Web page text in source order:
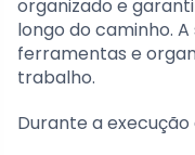
organizado e
longo do caminho.
ferramentas e
trabalho.
Durante a